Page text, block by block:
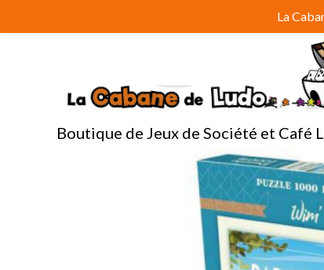
au
Boutique de Jeux de Société et Café
La